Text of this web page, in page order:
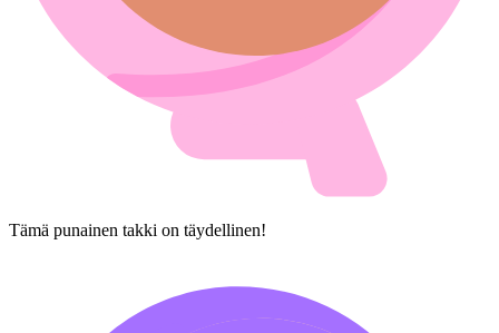
Tämä punainen takki on täydellinen!